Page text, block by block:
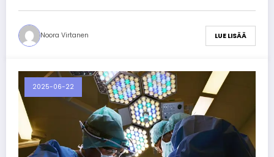
Noora Virtanen LUE LISÄÄ
2025-06-22